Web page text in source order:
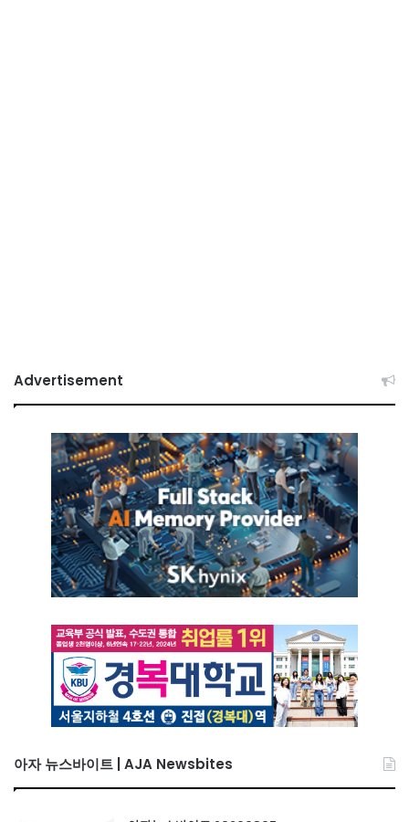
Advertisement
아자 뉴스바이트 | AJA Newsbites